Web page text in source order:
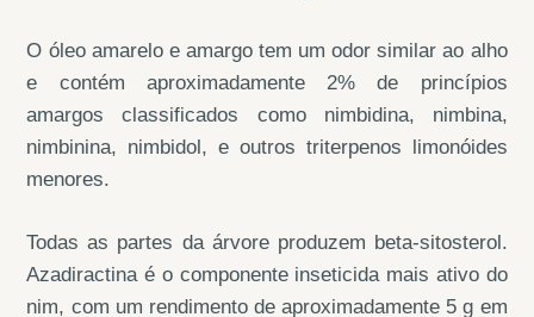
O óleo amarelo e amargo tem um odor similar ao alho
e contém aproximadamente 2% de princípios
amargos classificados como nimbidina, nimbina,
nimbinina, nimbidol, e outros triterpenos limonóides
menores.
Todas as partes da árvore produzem beta-sitosterol.
Azadiractina é o componente inseticida mais ativo do
nim, com um rendimento de aproximadamente 5 g em